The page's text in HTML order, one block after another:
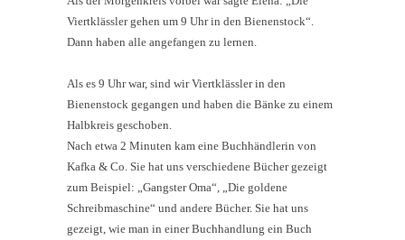
Viertklässler gehen um 9 Uhr in den Bienenstock“.
Dann haben alle angefangen zu lernen.
Als es 9 Uhr war, sind wir Viertklässler in den
Bienenstock gegangen und haben die Bänke zu einem
Halbkreis geschoben.
Nach etwa 2 Minuten kam eine Buchhändlerin von
Kafka & Co. Sie hat uns verschiedene Bücher gezeigt
zum Beispiel: „Gangster Oma“, „Die goldene
Schreibmaschine“ und andere Bücher. Sie hat uns
gezeigt, wie man in einer Buchhandlung ein Buch